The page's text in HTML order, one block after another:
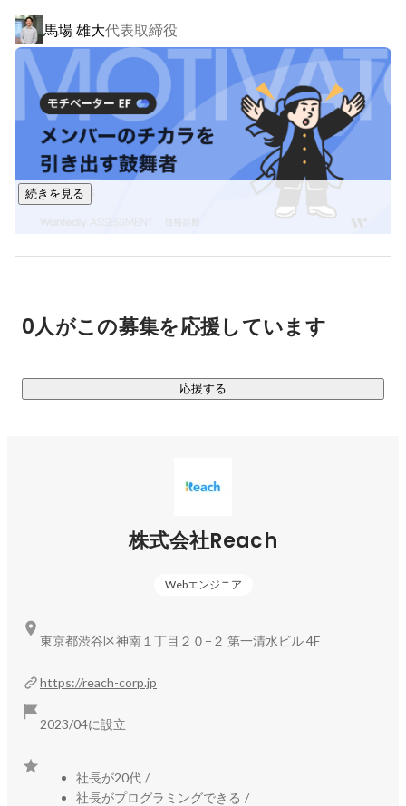
■職務経歴
（20歳~22歳）
大手旅行会社にて営業事務として従事
（22歳~）
都内のITベンチャー企業へ入社。
職種：営業/人事/教育/広報/javaエンジニア
◉アウトバウンド：コールセンター
👉企業向け電気料金提案の架電営業
◉エンジニア：javaエンジニア
👉大手保険会社の顧客管理システム開発
👉ウォーターサーバー会社のHP作成
👉自社紙面社内報担当/WEB社内報担当/SNS運用担当
◉人事部
「学ぶ」だけでなく「実務で通用する」ことをゴールにして
います。
▶ 想定プロジェクト多数
・大手企業のブランドサイトなどのWeb制作
・ソーシャルゲームなどのアプリ開発
・ECサイトの構築・運用
・メディアサービスの開発・グロース
・企業向け業務システムの開発 など
幅広い開発領域の中で、段階的に経験を積んでいきます。
どちらも、現場で使われている技術をベースに、
単なる座学ではなく、
・個別メンタリング
・コードレビューの繰り返し
・フェーズごとのフィードバック
大人数の講義形式ではなく、
一人ひとりに伴走するスタイルなので、質問しづらい雰囲気
「プロジェクトに入れるレベル」になるまで、徹底的に支援
します。
・独学での学習に限界を感じている
・未経験からエンジニアとして本気で成長したい
馬場 雄大代表取締役
続きを見る
0人がこの募集を応援しています
応援する
株式会社Reach
Webエンジニア
https://reach-corp.jp
2023/04に設立
社長が20代 /
社長がプログラミングできる /
東京都渋谷区神南１丁目２０−２ 第一清水ビル 4F